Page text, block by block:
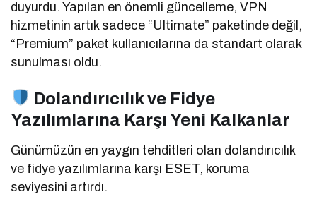
duyurdu. Yapılan en önemli güncelleme, VPN
hizmetinin artık sadece “Ultimate” paketinde değil,
“Premium” paket kullanıcılarına da standart olarak
sunulması oldu.
Dolandırıcılık ve Fidye
Yazılımlarına Karşı Yeni Kalkanlar
Günümüzün en yaygın tehditleri olan dolandırıcılık
ve fidye yazılımlarına karşı ESET, koruma
seviyesini artırdı.